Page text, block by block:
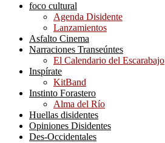
foco cultural
Agenda Disidente
Lanzamientos
Asfalto Cinema
Narraciones Transeúntes
El Calendario del Escarabajo
Inspírate
KitBand
Instinto Forastero
Alma del Río
Huellas disidentes
Opiniones Disidentes
Des-Occidentales